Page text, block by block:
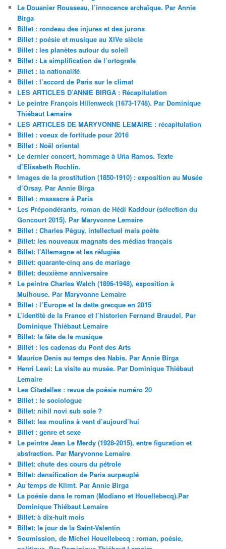
Le Douanier Rousseau, l’innocence archaïque. Par Annie
Birga
Billet : rondeau des injures et des jurons
Billet : poésie et musique au XIVe siècle
Billet : les planètes autour du soleil
Billet : La simplification de l’ortografe
Billet : la nationalité
Billet : l’accord de Paris sur le climat
LES ARTICLES D’ANNIE BIRGA : Récapitulation
Le peintre François Hillenweck (1673-1748). Par Dominique
Thiébaut Lemaire
LES ARTICLES DE MARYVONNE LEMAIRE : récapitulation
Billet : voeux de fortitude pour 2016
Billet : Noël oriental
Le dernier concert, hommage à Uña Ramos. Texte
d’Elisabeth Rochlin.
Images de la prostitution (1850-1910) : exposition au Musée
d’Orsay. Par Annie Birga
Billet : massacre à Paris
Les Prépondérants, roman de Hédi Kaddour (sélection du
Goncourt 2015). Par Maryvonne Lemaire
Billet : Charles Péguy, intellectuel mais poète
Billet: les nouveaux magnats des médias français
Billet: l’Allemagne et les réfugiés
Billet: quarante-cinq ans de mariage
Billet: deuxième anniversaire
Le peintre Charles Walch (1896-1948), exposition à
Mulhouse. Par Maryvonne Lemaire
Billet : l’Europe et la dette grecque en 2015
L’identité de la France et l’historien Fernand Braudel. Par
Dominique Thiébaut Lemaire
Billet: la fête de la musique
Billet : les cadenas du Pont des Arts
Maurice Denis au temps des Nabis. Par Annie Birga
Henri Lewi: La visite au musée. Par Dominique Thiébaut
Lemaire
Les Citadelles : revue de poésie numéro 20
Billet : le sociologue
Billet: nihil novi sub sole ?
Billet: les moulins à vent d’aujourd’hui
Billet : genre et sexe
Le peintre Jean Le Merdy (1928-2015), entre figuration et
abstraction. Par Maryvonne Lemaire
Billet: chute des cours du pétrole
Billet: densification de Paris surpeuplé
Au temps de Klimt. Par Annie Birga
La poésie dans le roman (Modiano et Houellebecq).Par
Dominique Thiébaut Lemaire
Billet: à dix-huit mois
Billet: le jour de la Saint-Valentin
Soumission, de Michel Houellebecq : roman, poésie,